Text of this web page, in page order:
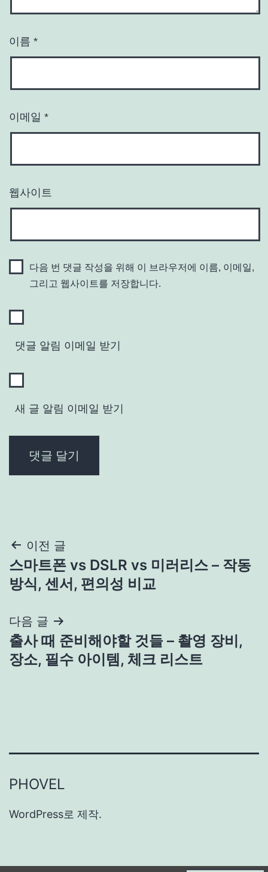
이름 *
이메일 *
웹사이트
다음 번 댓글 작성을 위해 이 브라우저에 이름, 이메일,
그리고 웹사이트를 저장합니다.
댓글 알림 이메일 받기
새 글 알림 이메일 받기
글
탐
이전 글
스마트폰 vs DSLR vs 미러리스 – 작동
방식, 센서, 편의성 비교
다음 글
출사 때 준비해야할 것들 – 촬영 장비,
장소, 필수 아이템, 체크 리스트
PHOVEL
WordPress로 제작.